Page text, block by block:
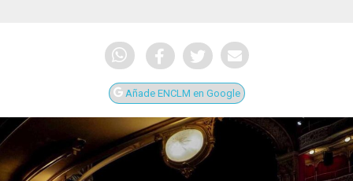
Añade ENCLM en Google